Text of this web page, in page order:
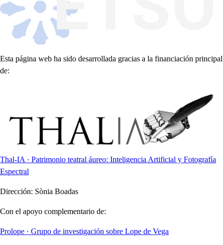
Esta página web ha sido desarrollada gracias a la financiación principal
de:
Thal-IA · Patrimonio teatral áureo: Inteligencia Artificial y Fotografía
Espectral
Dirección: Sònia Boadas
Con el apoyo complementario de:
Prolope · Grupo de investigación sobre Lope de Vega